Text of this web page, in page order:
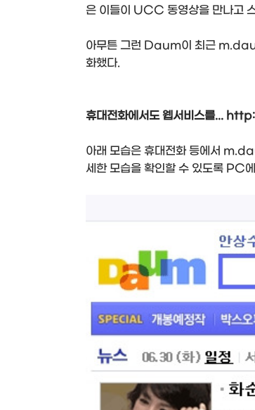
은 이들이 UCC 동영상을 만나고
아무튼 그런 Daum이 최근
화했다.
휴대전화에서도 웹서비스를...
아래 모습은 휴대전화 등에서
세한 모습을 확인할 수 있도록 PC